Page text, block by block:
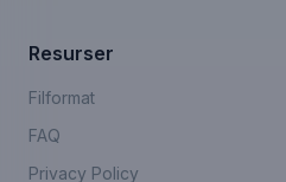
Resurser
Filformat
FAQ
Privacy Policy